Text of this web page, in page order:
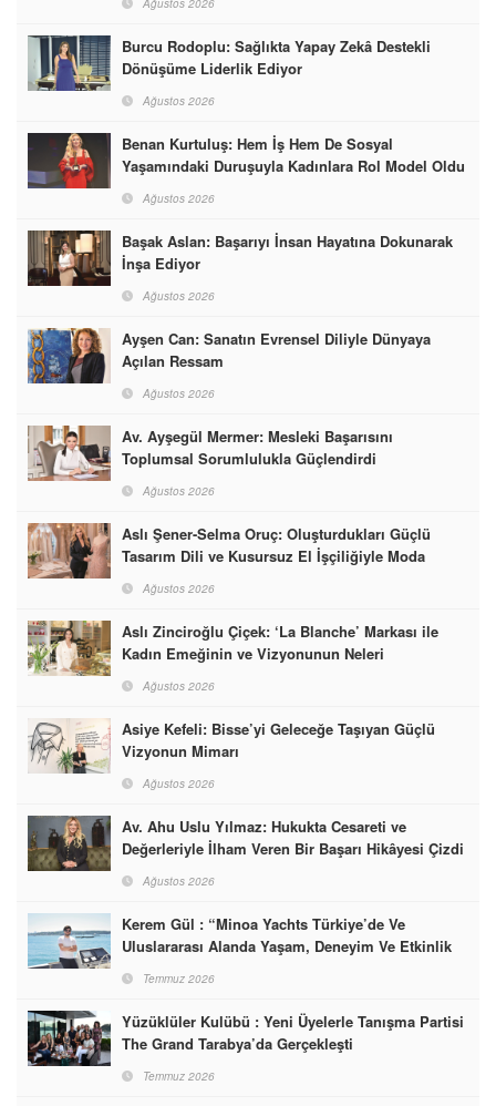
Ağustos 2026
Burcu Rodoplu: Sağlıkta Yapay Zekâ Destekli
Dönüşüme Liderlik Ediyor
Ağustos 2026
Benan Kurtuluş: Hem İş Hem De Sosyal
Yaşamındaki Duruşuyla Kadınlara Rol Model Oldu
Ağustos 2026
Başak Aslan: Başarıyı İnsan Hayatına Dokunarak
İnşa Ediyor
Ağustos 2026
Ayşen Can: Sanatın Evrensel Diliyle Dünyaya
Açılan Ressam
Ağustos 2026
Av. Ayşegül Mermer: Mesleki Başarısını
Toplumsal Sorumlulukla Güçlendirdi
Ağustos 2026
Aslı Şener-Selma Oruç: Oluşturdukları Güçlü
Tasarım Dili ve Kusursuz El İşçiliğiyle Moda
Dünyasına İmzalarını Attılar
Ağustos 2026
Aslı Zinciroğlu Çiçek: ‘La Blanche’ Markası ile
Kadın Emeğinin ve Vizyonunun Neleri
Başarabileceğinin En Güzel Örneğini Sunuyor
Ağustos 2026
Asiye Kefeli: Bisse’yi Geleceğe Taşıyan Güçlü
Vizyonun Mimarı
Ağustos 2026
Av. Ahu Uslu Yılmaz: Hukukta Cesareti ve
Değerleriyle İlham Veren Bir Başarı Hikâyesi Çizdi
Ağustos 2026
Kerem Gül : “Minoa Yachts Türkiye’de Ve
Uluslararası Alanda Yaşam, Deneyim Ve Etkinlik
Markası Olacak”
Temmuz 2026
Yüzüklüler Kulübü : Yeni Üyelerle Tanışma Partisi
The Grand Tarabya’da Gerçekleşti
Temmuz 2026